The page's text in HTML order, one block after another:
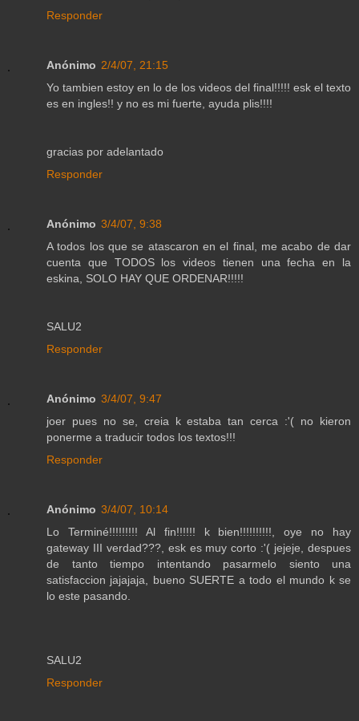
Responder
Anónimo 2/4/07, 21:15
Yo tambien estoy en lo de los videos del final!!!!! esk el texto
es en ingles!! y no es mi fuerte, ayuda plis!!!!
gracias por adelantado
Responder
Anónimo 3/4/07, 9:38
A todos los que se atascaron en el final, me acabo de dar
cuenta que TODOS los videos tienen una fecha en la
eskina, SOLO HAY QUE ORDENAR!!!!!
SALU2
Responder
Anónimo 3/4/07, 9:47
joer pues no se, creia k estaba tan cerca :'( no kieron
ponerme a traducir todos los textos!!!
Responder
Anónimo 3/4/07, 10:14
Lo Terminé!!!!!!!!! Al fin!!!!!! k bien!!!!!!!!!!, oye no hay
gateway III verdad???, esk es muy corto :'( jejeje, despues
de tanto tiempo intentando pasarmelo siento una
satisfaccion jajajaja, bueno SUERTE a todo el mundo k se
lo este pasando.
SALU2
Responder